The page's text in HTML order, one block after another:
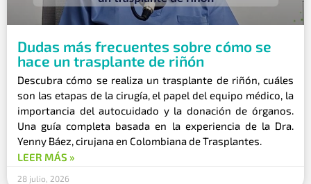
Dudas más frecuentes sobre cómo se
hace un trasplante de riñón
Descubra cómo se realiza un trasplante de riñón, cuáles
son las etapas de la cirugía, el papel del equipo médico, la
importancia del autocuidado y la donación de órganos.
Una guía completa basada en la experiencia de la Dra.
Yenny Báez, cirujana en Colombiana de Trasplantes.
LEER MÁS »
28 julio, 2026